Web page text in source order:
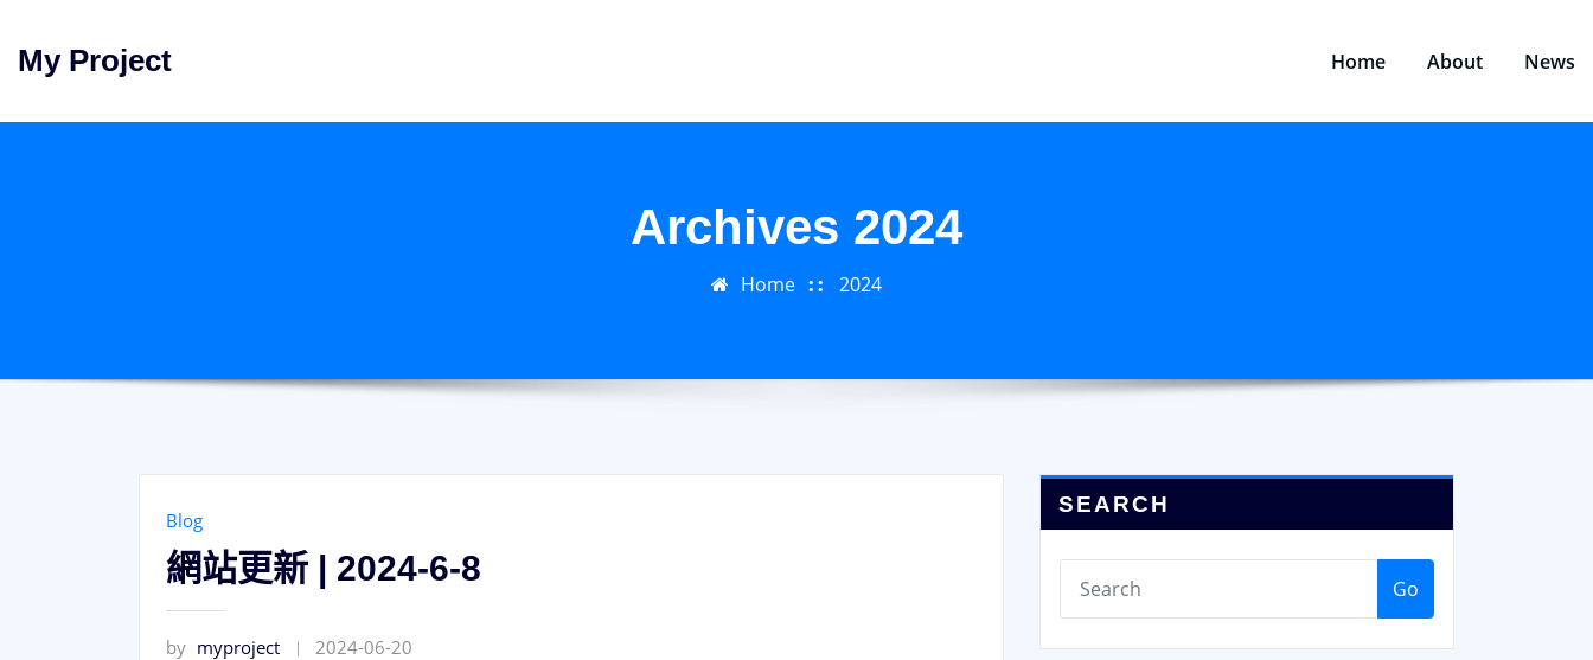
content
My Project Home About News
Archives 2024
Home 2024
Blog
網站更新 | 2024-6-8
by myproject 2024-06-20
SEARCH
Go